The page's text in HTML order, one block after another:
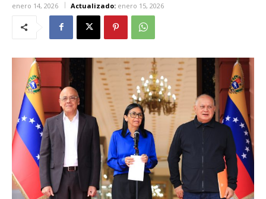
enero 14, 2026 Actualizado: enero 15, 2026